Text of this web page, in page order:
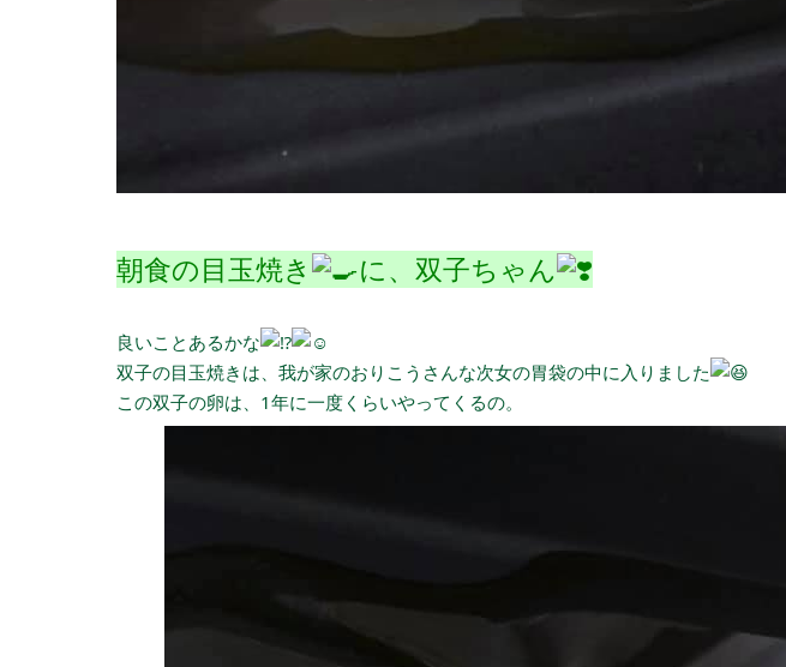
朝食の目玉焼き に、双子ちゃん
良いことあるかな
双子の目玉焼きは、我が家のおりこうさんな次女の胃袋の中に入りました
この双子の卵は、1年に一度くらいやってくるの。